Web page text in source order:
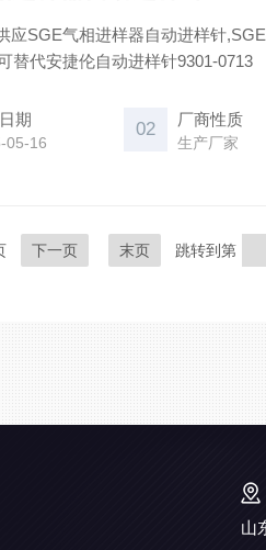
应SGE气相进样器自动进样针
替代安捷伦自动进样针9301-0713
期
05-16
02 厂商性质
生产厂家
下一页 末页 跳转到第
山